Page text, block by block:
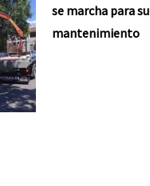
se marcha para su
mantenimiento